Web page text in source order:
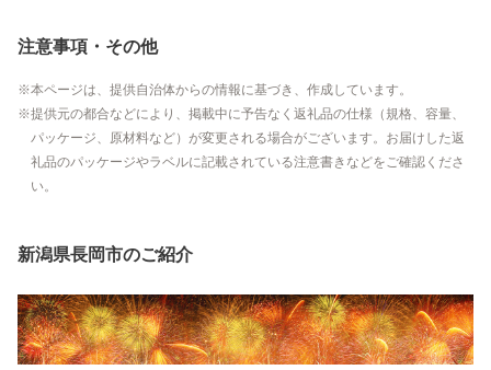
注意事項・その他
本ページは、提供自治体からの情報に基づき、作成しています。
提供元の都合などにより、掲載中に予告なく返礼品の仕様（規格、容量、
パッケージ、原材料など）が変更される場合がございます。お届けした返
礼品のパッケージやラベルに記載されている注意書きなどをご確認くださ
い。
新潟県長岡市のご紹介